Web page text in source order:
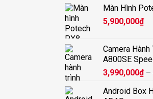
Màn Hình
5,900,000₫
Camera Hành
A800SE
3,990,000₫ –
Android Box